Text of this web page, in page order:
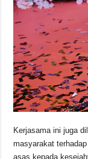
Kerjasama ini juga
masyarakat
asas kepada